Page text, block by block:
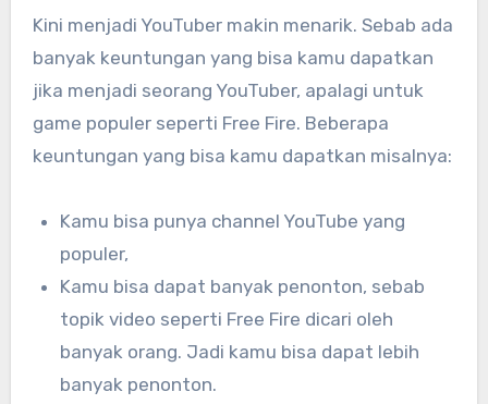
Kini menjadi YouTuber makin menarik. Sebab ada
banyak keuntungan yang bisa kamu dapatkan
jika menjadi seorang YouTuber, apalagi untuk
game populer seperti Free Fire. Beberapa
keuntungan yang bisa kamu dapatkan misalnya:
Kamu bisa punya channel YouTube yang
populer,
Kamu bisa dapat banyak penonton, sebab
topik video seperti Free Fire dicari oleh
banyak orang. Jadi kamu bisa dapat lebih
banyak penonton.